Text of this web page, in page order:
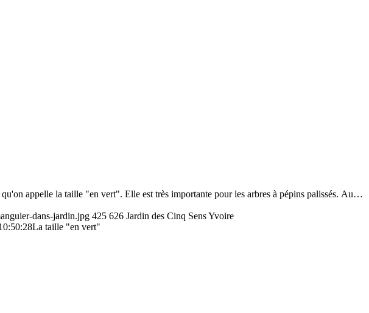
appelle la taille "en vert". Elle est très importante pour les arbres à pépins palissés. Au…
dans-jardin.jpg 425 626 Jardin des Cinq Sens Yvoire
La taille "en vert"